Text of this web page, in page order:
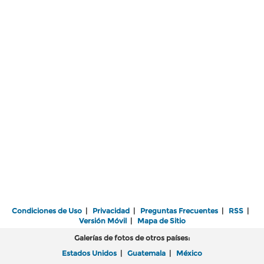
Condiciones de Uso | Privacidad | Preguntas Frecuentes | RSS |
Versión Móvil| Mapa de Sitio
Galerías de fotos de otros países:
Estados Unidos | Guatemala | México